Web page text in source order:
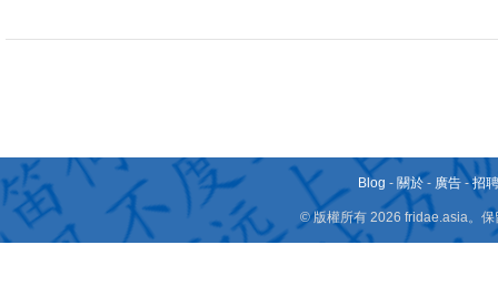
Blog - 關於 - 廣告 -招
© 版權所有 2026 fridae.asia。